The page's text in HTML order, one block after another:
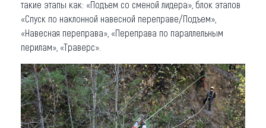
такие этапы как: «Подъем со сменой лидера», блок этапов
«Спуск по наклонной навесной переправе/Подъем»,
«Навесная переправа», «Переправа по параллельным
перилам», «Траверс».